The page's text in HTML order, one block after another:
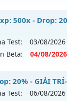
Shop
Không VIP •
máy chủMáy
500x - Drop:
Test: 03/08/2026
Beta: 04/08/2026
Chế Mu Hút
máy chủ
20% - GIẢI
Test: 06/08/2026